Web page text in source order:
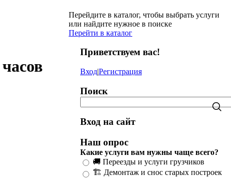
Перейдите в каталог, чтобы выбрать услуги
или найдите нужное в поиске
Перейти в каталог
Приветствуем вас!
Вход|Регистрация
Поиск
Вход на сайт
Наш опрос
Какие услуги вам нужны чаще всего?
🚚 Переезды и услуги грузчиков
🏗️ Демонтаж и снос старых построек